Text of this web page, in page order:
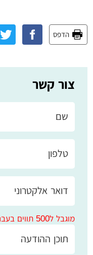
צור קשר
מוגבל ל500 תווים בעברית בלבד
הדפס